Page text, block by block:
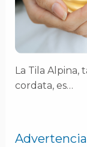
La Tila Alpina,
cordata, es…